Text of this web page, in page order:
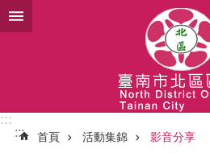
跳到主要內容區塊
:::
:::
首頁 活動集錦 影音分享